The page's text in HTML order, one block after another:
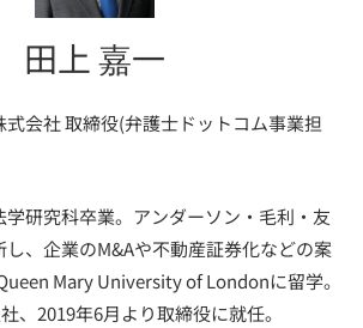
田上 嘉一
会社 取締役(弁護士ドットコム事業担
研究科卒業。アンダーソン・毛利・友
、企業のM&Aや不動産証券化などの案
Mary University of Londonに留学。
、2019年6月より取締役に就任。